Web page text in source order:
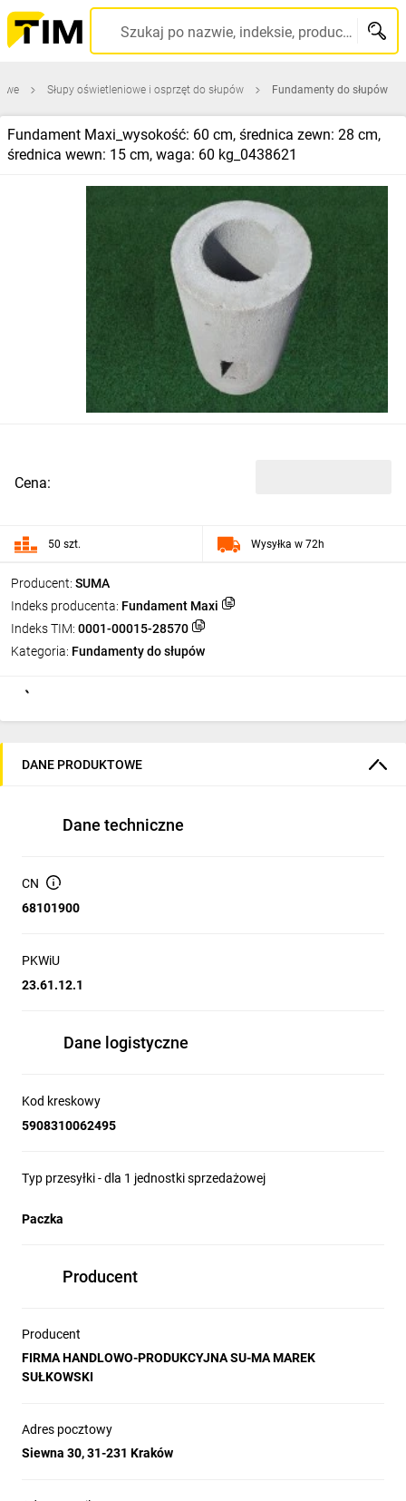
Szukaj po nazwie, indeksie, producencie, kodzie kreskowym...
Słupy oświetleniowe i osprzęt do słupów Fundamenty do słupów
Fundament Maxi_wysokość: 60 cm, średnica zewn: 28 cm,
średnica wewn: 15 cm, waga: 60 kg_0438621
Producent: SUMA
Indeks producenta: Fundament Maxi
Indeks TIM: 0001-00015-28570
Kategoria: Fundamenty do słupów
Cena:
50 szt. Wysyłka w 72h
DANE PRODUKTOWE
Dane techniczne
CN
68101900
PKWiU
23.61.12.1
Dane logistyczne
Kod kreskowy
5908310062495
Typ przesyłki - dla 1 jednostki sprzedażowej
Paczka
Producent
Producent
FIRMA HANDLOWO-PRODUKCYJNA SU-MA MAREK
SUŁKOWSKI
Adres pocztowy
Siewna 30, 31-231 Kraków